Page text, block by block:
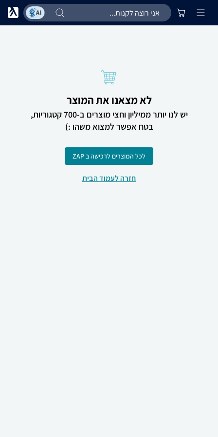
לא מצאנו את המוצר
יש לנו יותר ממיליון וחצי מוצרים ב-700 קטגוריות,
בטח אפשר למצוא משהו :)
לכל המוצרים לרכישה ב ZAP
חזרה לעמוד הבית